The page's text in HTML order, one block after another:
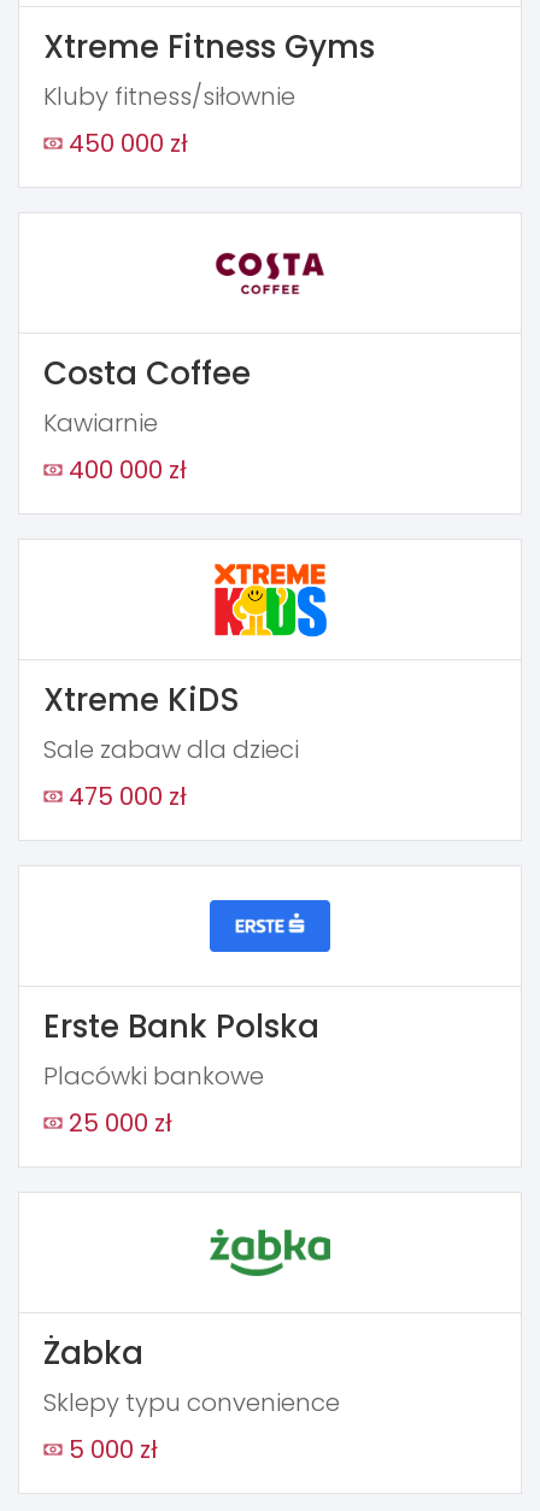
Xtreme Fitness Gyms
Kluby fitness/siłownie
450 000 zł
Costa Coffee
Kawiarnie
400 000 zł
Xtreme KiDS
Sale zabaw dla dzieci
475 000 zł
Erste Bank Polska
Placówki bankowe
25 000 zł
Żabka
Sklepy typu convenience
5 000 zł